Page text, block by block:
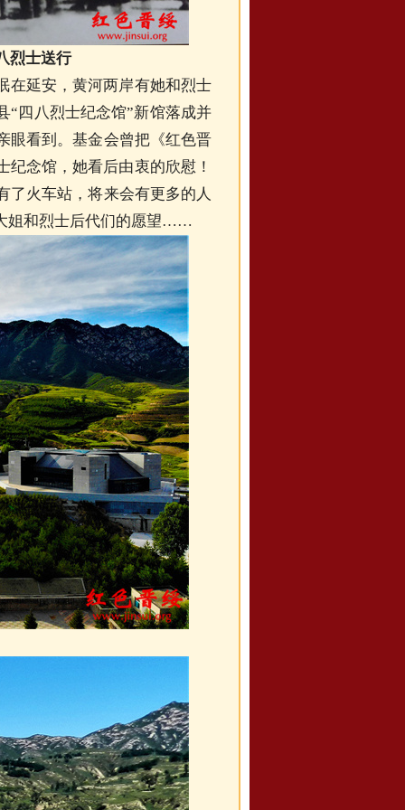
烈士送行
延安，黄河两岸有她和烈士
四八烈士纪念馆”新馆落成并
眼看到。基金会曾把《红色晋
念馆，她看后由衷的欣慰！
了火车站，将来会有更多的人
姐和烈士后代们的愿望……